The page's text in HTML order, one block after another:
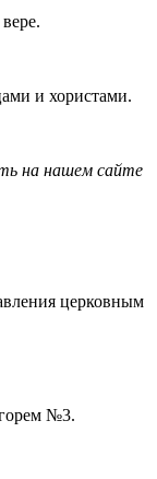
и хористами.
на нашем сайте
церковным
№3.